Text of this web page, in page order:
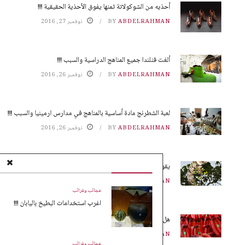
عجائب وغرائب
اغرب استخدامات البطيخ باليابان !!!
أحذيه من الشوكولاتة ثمنها يفوق الأحذية الحقيقية !!!
BY ABDELRAHMAN نوفمبر 27, 2016
ألغت فنلندا جميع المناهج الدراسية والسبب !!!
BY ABDELRAHMAN نوفمبر 26, 2016
لعبة الشطرنج مادة أساسية بالمناهج في مدارس ارمينيا والسبب !!!
BY ABDELRAHMAN نوفمبر 26, 2016
يقوم النمل بزراعة محاصيله بدون تربة !!!
ABDELRAHMAN
هل تعلم ماهو الموز الأحمر !!!
ABDELRAHMAN